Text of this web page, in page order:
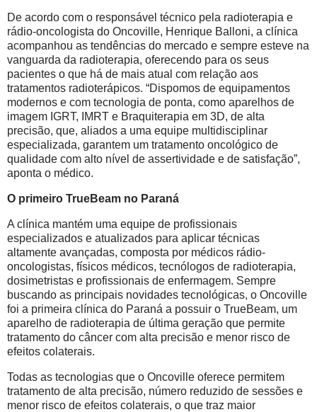
De acordo com o responsável técnico pela radioterapia e
rádio-oncologista do Oncoville, Henrique Balloni, a clínica
acompanhou as tendências do mercado e sempre esteve na
vanguarda da radioterapia, oferecendo para os seus
pacientes o que há de mais atual com relação aos
tratamentos radioterápicos. “Dispomos de equipamentos
modernos e com tecnologia de ponta, como aparelhos de
imagem IGRT, IMRT e Braquiterapia em 3D, de alta
precisão, que, aliados a uma equipe multidisciplinar
especializada, garantem um tratamento oncológico de
qualidade com alto nível de assertividade e de satisfação”,
aponta o médico.
O primeiro TrueBeam no Paraná
A clínica mantém uma equipe de profissionais
especializados e atualizados para aplicar técnicas
altamente avançadas, composta por médicos rádio-
oncologistas, físicos médicos, tecnólogos de radioterapia,
dosimetristas e profissionais de enfermagem. Sempre
buscando as principais novidades tecnológicas, o Oncoville
foi a primeira clínica do Paraná a possuir o TrueBeam, um
aparelho de radioterapia de última geração que permite
tratamento do câncer com alta precisão e menor risco de
efeitos colaterais.
Todas as tecnologias que o Oncoville oferece permitem
tratamento de alta precisão, número reduzido de sessões e
menor risco de efeitos colaterais, o que traz maior